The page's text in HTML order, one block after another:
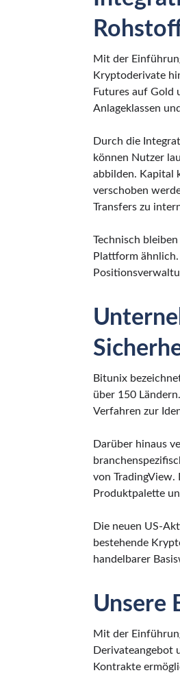
Mit der
Kryptoderivate
Futures auf Gold
Anlageklassen
Durch die
können Nutzer
abbilden. Kapital
verschoben
Transfers zu
Technisch
Plattform
Bitunix
über 150
Verfahren zur
Darüber hinaus
von TradingView.
Produktpalette
Die neuen US-
bestehende
handelbarer
Unsere
Mit der
Derivateangebot
Kontrakte